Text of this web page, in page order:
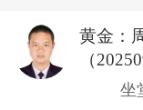
黄金：
（
坐